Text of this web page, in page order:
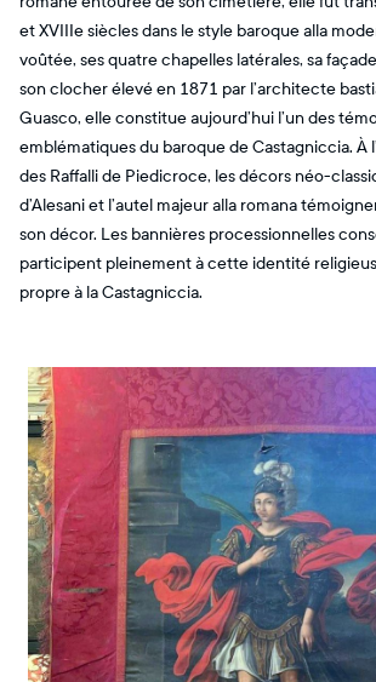
et XVIIIe siècles dans le style baroque alla
voûtée, ses quatre chapelles latérales, sa
son clocher élevé en 1871 par l’architecte
Guasco, elle constitue aujourd’hui l’un des
emblématiques du baroque de Castagniccia. À
des Raffalli de Piedicroce, les décors néo-
d’Alesani et l’autel majeur alla romana
son décor. Les bannières processionnelles
participent pleinement à cette identité
propre à la Castagniccia.